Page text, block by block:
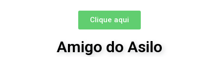
Clique aqui
Amigo do Asilo